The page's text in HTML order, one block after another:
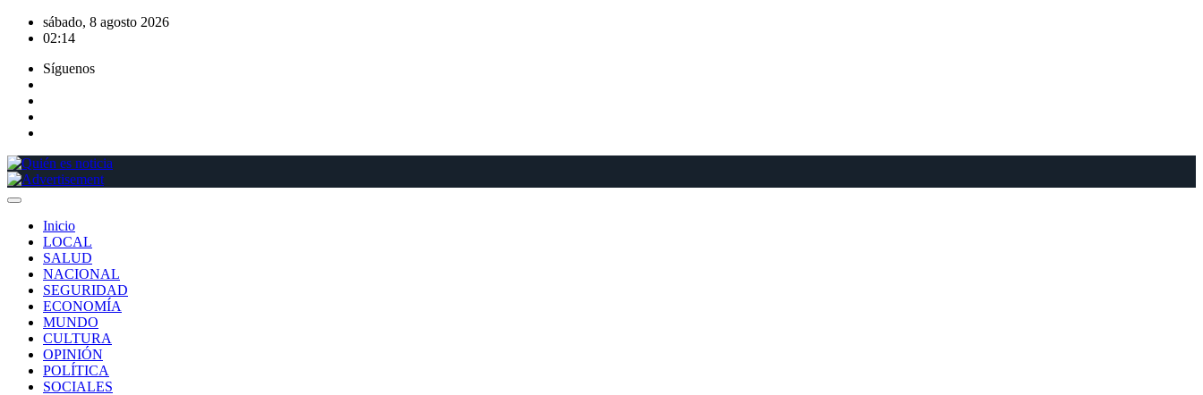
Saltar
sábado, 8 agosto 2026
02:14
Síguenos
Inicio
LOCAL
SALUD
NACIONAL
SEGURIDAD
ECONOMÍA
MUNDO
CULTURA
OPINIÓN
POLÍTICA
SOCIALES